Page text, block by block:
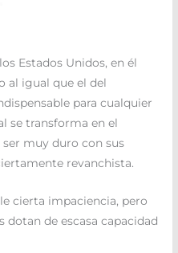
Estados Unidos, en él
al igual que el del
para cualquier
se transforma en el
muy duro con sus
revanchista.
cierta impaciencia, pero
dotan de escasa capacidad